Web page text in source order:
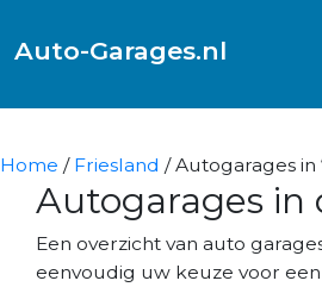
Auto-Garages.nl
Home / Friesland / Autogarages in
Autogarages in
Een overzicht van auto
eenvoudig uw keuze voor